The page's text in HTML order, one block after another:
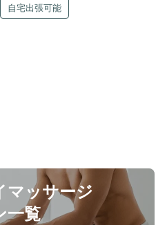
自宅出張可能
マッサージ
一覧